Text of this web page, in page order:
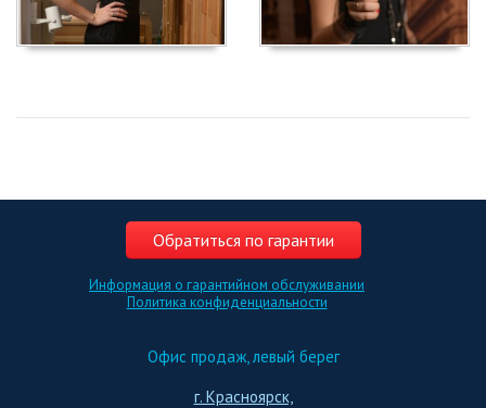
Обратиться по гарантии
Информация о гарантийном обслуживании
Политика конфиденциальности
Офис продаж, левый берег
г. Красноярск,